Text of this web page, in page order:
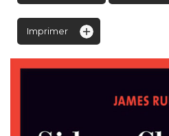
Imprimer